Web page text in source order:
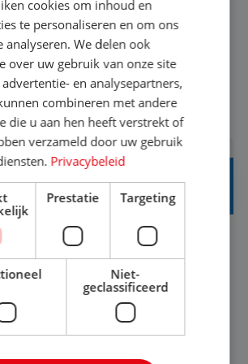
in de reisbranche of
toerisme ben je klaar voor de
Vanaf je stoel reis je de hele
speel je moeiteloos in op de
team, je klant en wat er in de
Met je enthousiasme weet je
om die droomreis te
ALLROUND
Holland, Nederland
MBO
is het leukste dat er is. Of
is, of voor een ander: jij vindt
cookies om inhoud en
te personaliseren en om ons
analyseren. We delen ook
over uw gebruik van onze site
en analysepartners,
combineren met andere
die u aan hen heeft verstrekt of
verzameld door uw gebruik
Privacybeleid
Prestatie Targeting
Niet-
geclassificeerd